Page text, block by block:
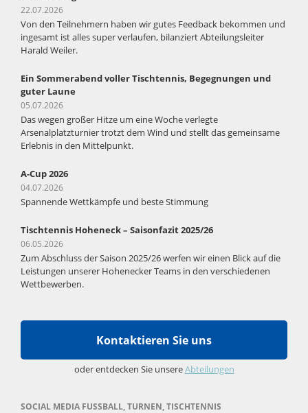
22.07.2026
Von den Teilnehmern haben wir gutes Feedback bekommen und
ingesamt ist alles super verlaufen, bilanziert Abteilungsleiter
Harald Weiler.
Ein Sommerabend voller Tischtennis, Begegnungen und
guter Laune
05.07.2026
Das wegen großer Hitze um eine Woche verlegte
Arsenalplatzturnier trotzt dem Wind und stellt das gemeinsame
Erlebnis in den Mittelpunkt.
A-Cup 2026
04.07.2026
Spannende Wettkämpfe und beste Stimmung
Tischtennis Hoheneck – Saisonfazit 2025/26
06.05.2026
Zum Abschluss der Saison 2025/26 werfen wir einen Blick auf die
Leistungen unserer Hohenecker Teams in den verschiedenen
Wettbewerben.
Kontaktieren Sie uns
oder entdecken Sie unsereAbteilungen
SOCIAL MEDIA FUSSBALL, TURNEN, TISCHTENNIS